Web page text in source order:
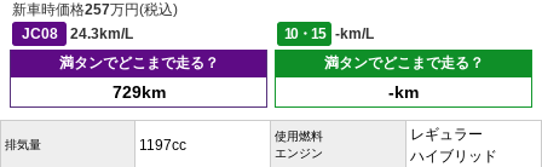
新車時価格257万円(税込)
JC08
24.3km/L 10・15
-km/L
満タンでどこまで走る？
729km
満タンでどこまで走る？
-km
排気量 1197cc
使用燃料
エンジン
レギュラー
ハイブリッド